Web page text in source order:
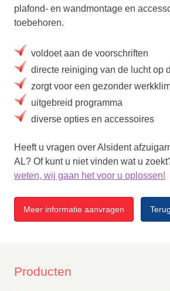
plafond- en wandmontage en
toebehoren.
voldoet aan de voorschriften
directe reiniging van de lucht op
zorgt voor een gezonder
uitgebreid programma
diverse opties en accessoires
Heeft u vragen over Alsident
AL? Of kunt u niet vinden wat u
weten, wij gaan het voor u oplossen!
Meer informatie aanvragen
Producten